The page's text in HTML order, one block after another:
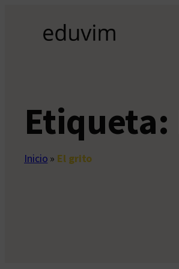
contenido
Etiqueta:
Inicio » El grito